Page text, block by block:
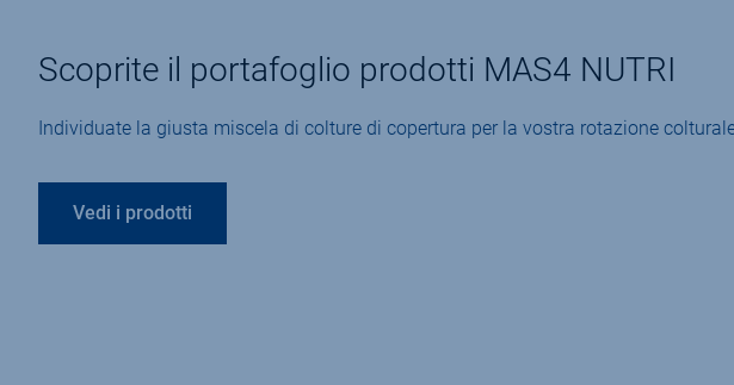
Scoprite il portafoglio prodotti MAS4 NUTRI
Individuate la giusta miscela di colture di copertura per la vostra rotazione
Vedi i prodotti